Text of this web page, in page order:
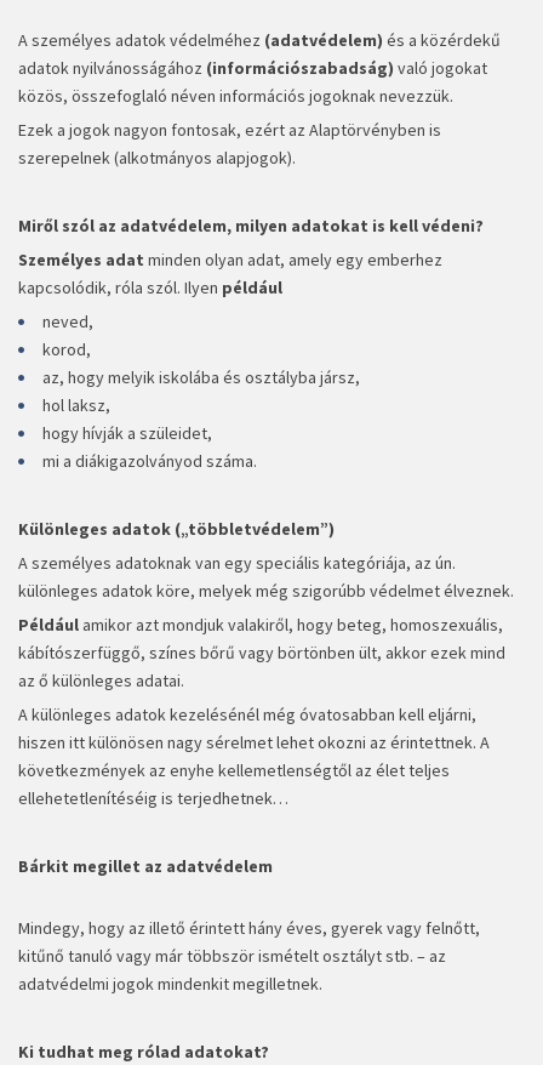
A személyes adatok védelméhez (adatvédelem) és a közérdekű
adatok nyilvánosságához (információszabadság) való jogokat
közös, összefoglaló néven információs jogoknak nevezzük.
Ezek a jogok nagyon fontosak, ezért az Alaptörvényben is
szerepelnek (alkotmányos alapjogok).
Miről szól az adatvédelem, milyen adatokat is kell védeni?
Személyes adat minden olyan adat, amely egy emberhez
kapcsolódik, róla szól. Ilyen például
neved,
korod,
az, hogy melyik iskolába és osztályba jársz,
hol laksz,
hogy hívják a szüleidet,
mi a diákigazolványod száma.
Különleges adatok („többletvédelem”)
A személyes adatoknak van egy speciális kategóriája, az ún.
különleges adatok köre, melyek még szigorúbb védelmet élveznek.
Például amikor azt mondjuk valakiről, hogy beteg, homoszexuális,
kábítószerfüggő, színes bőrű vagy börtönben ült, akkor ezek mind
az ő különleges adatai.
A különleges adatok kezelésénél még óvatosabban kell eljárni,
hiszen itt különösen nagy sérelmet lehet okozni az érintettnek. A
következmények az enyhe kellemetlenségtől az élet teljes
ellehetetlenítéséig is terjedhetnek…
Bárkit megillet az adatvédelem
Mindegy, hogy az illető érintett hány éves, gyerek vagy felnőtt,
kitűnő tanuló vagy már többször ismételt osztályt stb. – az
adatvédelmi jogok mindenkit megilletnek.
Ki tudhat meg rólad adatokat?